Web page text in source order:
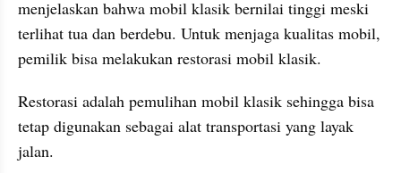
menjelaskan bahwa mobil klasik bernilai tinggi meski
terlihat tua dan berdebu. Untuk menjaga kualitas mobil,
pemilik bisa melakukan restorasi mobil klasik.
Restorasi adalah pemulihan mobil klasik sehingga bisa
tetap digunakan sebagai alat transportasi yang layak
jalan.